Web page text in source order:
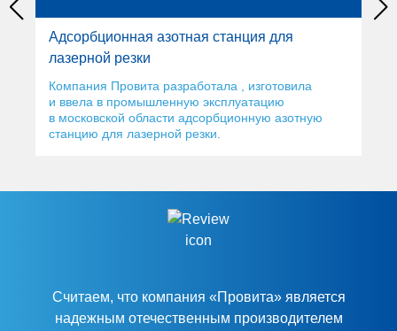
Адсорбционная азотная станция для
лазерной резки
Компания Провита разработала , изготовила
и ввела в промышленную эксплуатацию
в московской области адсорбционную азотную
станцию для лазерной резки.
Считаем, что компания «Провита» является
надежным отечественным производителем